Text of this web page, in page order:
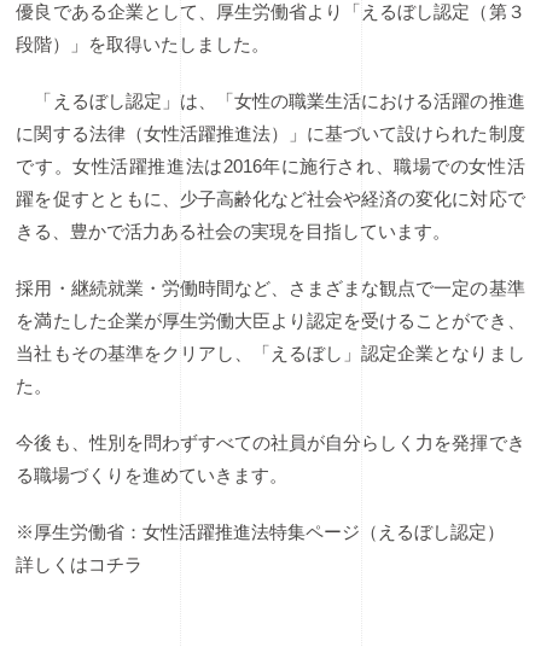
優良である企業として、厚生労働省より「えるぼし認定（第３
段階）」を取得いたしました。
「えるぼし認定」は、「女性の職業生活における活躍の推進
に関する法律（女性活躍推進法）」に基づいて設けられた制度
です。女性活躍推進法は2016年に施行され、職場での女性活
躍を促すとともに、少子高齢化など社会や経済の変化に対応で
きる、豊かで活力ある社会の実現を目指しています。
採用・継続就業・労働時間など、さまざまな観点で一定の基準
を満たした企業が厚生労働大臣より認定を受けることができ、
当社もその基準をクリアし、「えるぼし」認定企業となりまし
た。
今後も、性別を問わずすべての社員が自分らしく力を発揮でき
る職場づくりを進めていきます。
※厚生労働省：女性活躍推進法特集ページ（えるぼし認定）
詳しくはコチラ